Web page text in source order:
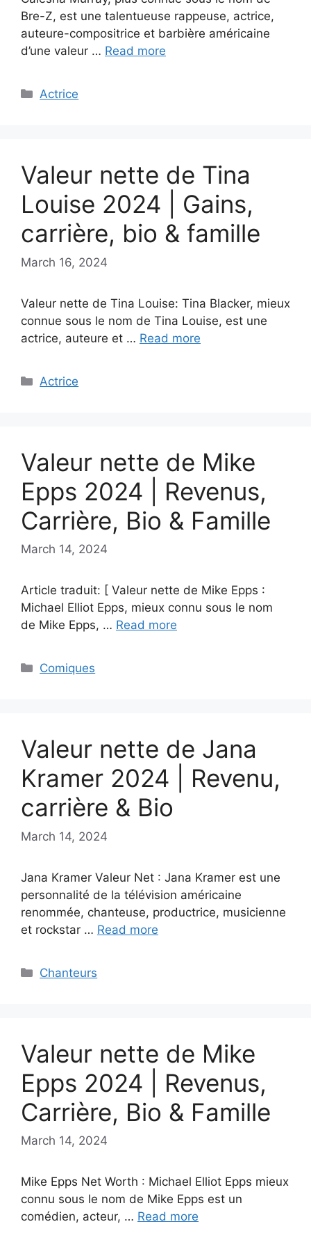
Bre-Z, est une talentueuse rappeuse, actrice,
auteure-compositrice et barbière américaine
d’une valeur … Read more
Categories
Actrice
Valeur nette de Tina
Louise 2024 | Gains,
carrière, bio & famille
March 16, 2024
Valeur nette de Tina Louise: Tina Blacker, mieux
connue sous le nom de Tina Louise, est une
actrice, auteure et … Read more
Categories
Actrice
Valeur nette de Mike
Epps 2024 | Revenus,
Carrière, Bio & Famille
March 14, 2024
Article traduit: [ Valeur nette de Mike Epps :
Michael Elliot Epps, mieux connu sous le nom
de Mike Epps, … Read more
Categories
Comiques
Valeur nette de Jana
Kramer 2024 | Revenu,
carrière & Bio
March 14, 2024
Jana Kramer Valeur Net : Jana Kramer est une
personnalité de la télévision américaine
renommée, chanteuse, productrice, musicienne
et rockstar … Read more
Categories
Chanteurs
Valeur nette de Mike
Epps 2024 | Revenus,
Carrière, Bio & Famille
March 14, 2024
Mike Epps Net Worth : Michael Elliot Epps mieux
connu sous le nom de Mike Epps est un
comédien, acteur, … Read more